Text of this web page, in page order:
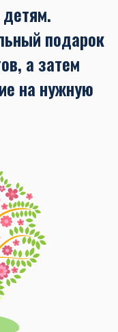
подарок
а затем
на нужную